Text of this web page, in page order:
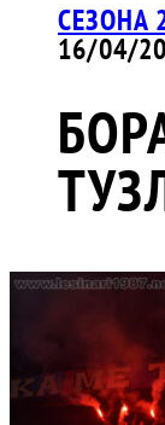
СЕЗОНА
16/04/